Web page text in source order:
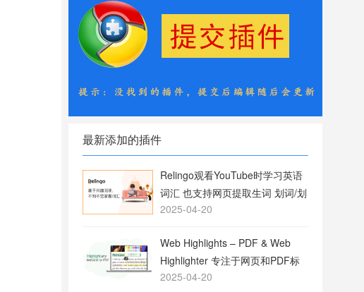
最新添加的插件
Relingo观看YouTube时学习英语
词汇 也支持网页提取生词 划词/划
句翻译
2025-04-20
Web Highlights – PDF & Web
Highlighter 专注于网页和PDF标
注的工具
2025-04-20